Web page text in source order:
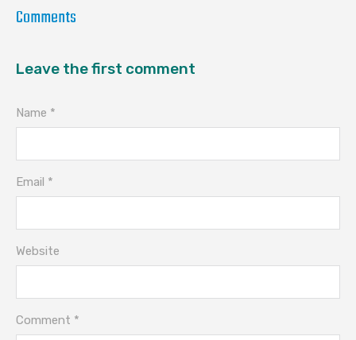
Comments
Leave the first comment
Name *
Email *
Website
Comment *